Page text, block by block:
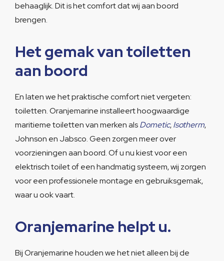
behaaglijk. Dit is het comfort dat wij aan boord
brengen.
Het gemak van toiletten
aan boord
En laten we het praktische comfort niet vergeten:
toiletten. Oranjemarine installeert hoogwaardige
maritieme toiletten van merken alsDometic,Isotherm,
Johnson en Jabsco. Geen zorgen meer over
voorzieningen aan boord. Of u nu kiest voor een
elektrisch toilet of een handmatig systeem, wij zorgen
voor een professionele montage en gebruiksgemak,
waar u ook vaart.
Oranjemarine helpt u.
Bij Oranjemarine houden we het niet alleen bij de